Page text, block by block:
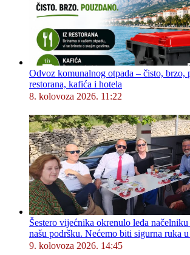
Odvoz komunalnog otpada – čisto, brzo,
restorana, kafića i hotela
8. kolovoza 2026. 11:22
Šestero vijećnika okrenulo leđa
našu podršku. Nećemo biti sigurna ruka
9. kolovoza 2026. 14:45